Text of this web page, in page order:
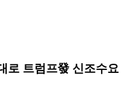
로 트럼프發 신조수요